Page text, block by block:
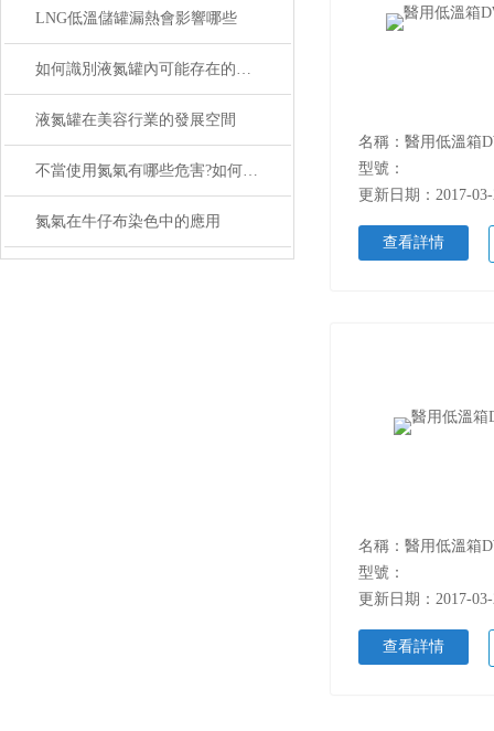
LNG低溫儲罐漏熱會影響哪些
如何識別液氮罐內可能存在的安全隱患？
液氮罐在美容行業的發展空間
不當使用氮氣有哪些危害?如何防范?
氮氣在牛仔布染色中的應用
名稱：醫用低溫箱
型號：
更新日期：2017-
查看詳情
名稱：醫用低溫箱
型號：
更新日期：2017-
查看詳情